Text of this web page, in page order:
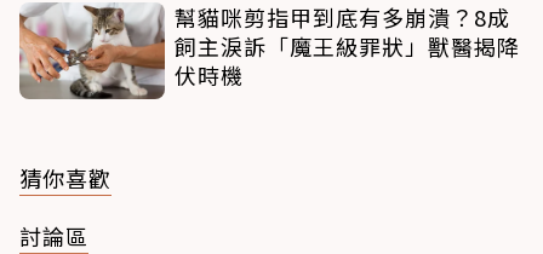
幫貓咪剪指甲到底有多崩潰？8成
飼主淚訴「魔王級罪狀」獸醫揭降
伏時機
猜你喜歡
討論區